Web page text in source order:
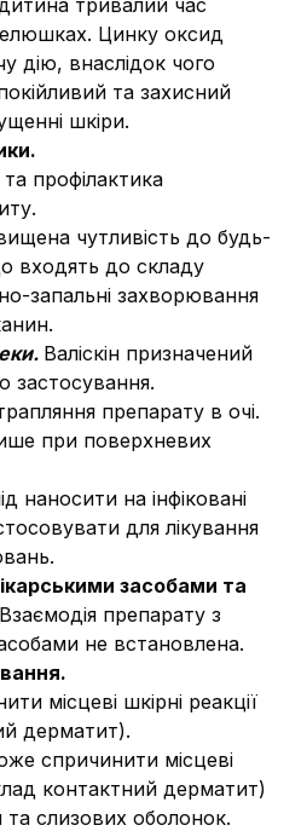
тривалий час
Цинку оксид
дію, внаслідок чого
та захисний
шкіри.
профілактика
чутливість до будь-
входять до складу
запальні захворювання
Валіскін призначений
застосування.
препарату в очі.
при поверхневих
наносити на інфіковані
для лікування
засобами та
Взаємодія препарату з
не встановлена.
місцеві шкірні реакції
дерматит).
спричинити місцеві
контактний дерматит)
слизових оболонок.